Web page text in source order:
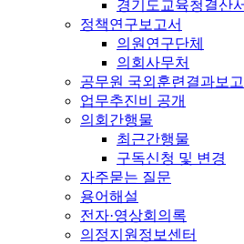
경기도교육청결산서
정책연구보고서
의원연구단체
의회사무처
공무원 국외훈련결과보
업무추진비 공개
의회간행물
최근간행물
구독신청 및 변경
자주묻는 질문
용어해설
전자·영상회의록
의정지원정보센터